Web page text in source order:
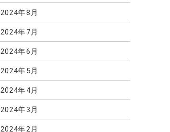
2024年8月
2024年7月
2024年6月
2024年5月
2024年4月
2024年3月
2024年2月